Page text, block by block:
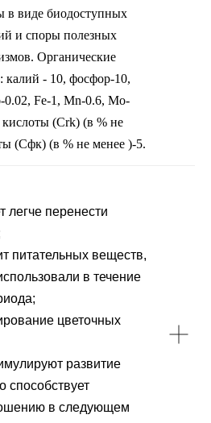
в виде биодоступных
и споры полезных
Органические
калий - 10, фосфор-10,
Fe-1, Mn-0.6, Mo-
(Crk) (в % не
(Cфк) (в % не менее )-5.
легче перенести
питательных веществ,
в течение
цветочных
развитие
способствует
в следующем